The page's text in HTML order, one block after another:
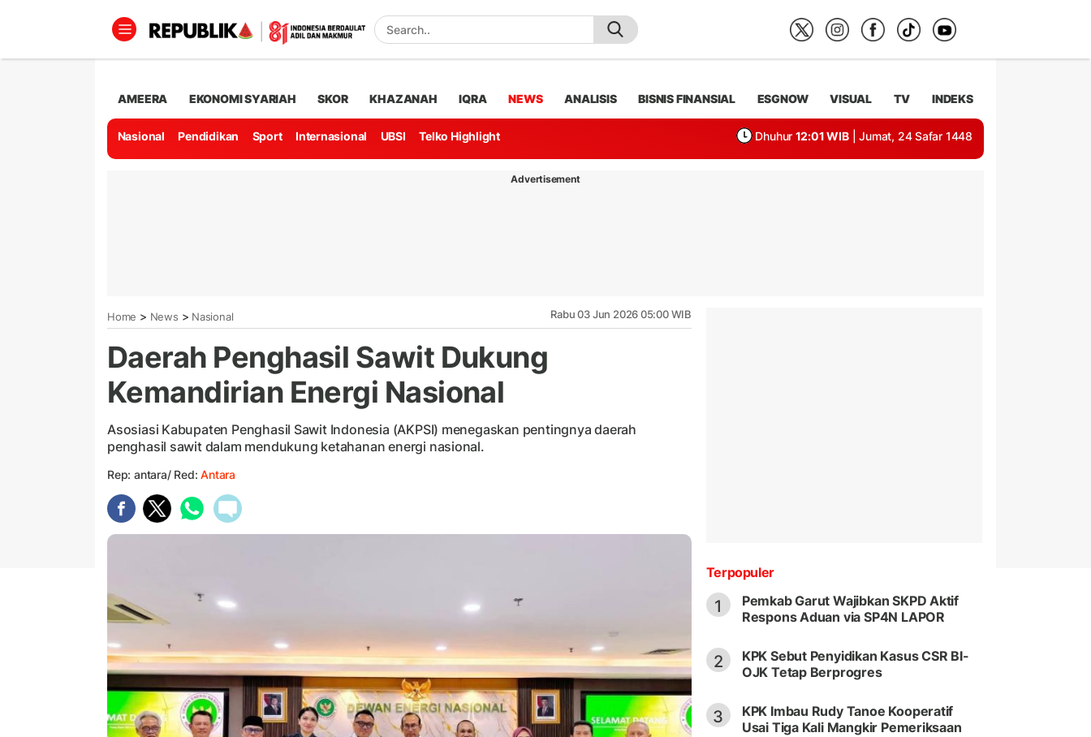
AMEERA EKONOMI SYARIAH SKOR KHAZANAH IQRA NEWS ANALISIS BISNIS FINANSIAL ESGNOW VISUAL TV INDEKS
Nasional Pendidikan Sport Internasional UBSI Telko Highlight Dhuhur 12:01 WIB | Jumat, 24 Safar 1448
Advertisement
Home > News > Nasional Rabu 03 Jun 2026 05:00 WIB
Daerah Penghasil Sawit Dukung
Kemandirian Energi Nasional
Asosiasi Kabupaten Penghasil Sawit Indonesia (AKPSI) menegaskan pentingnya daerah
penghasil sawit dalam mendukung ketahanan energi nasional.
Rep: antara/ Red:Antara
Terpopuler
1
Pemkab Garut Wajibkan SKPD Aktif
Respons Aduan via SP4N LAPOR
2
KPK Sebut Penyidikan Kasus CSR BI-
OJK Tetap Berprogres
3
KPK Imbau Rudy Tanoe Kooperatif
Usai Tiga Kali Mangkir Pemeriksaan